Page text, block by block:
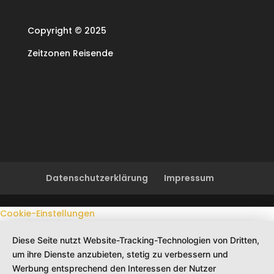
Copyright © 2025
Zeitzonen Reisende
Datenschutzerklärung Impressum
Cookie-Einstellungen
Diese Seite nutzt Website-Tracking-Technologien von Dritten,
um ihre Dienste anzubieten, stetig zu verbessern und
Werbung entsprechend den Interessen der Nutzer